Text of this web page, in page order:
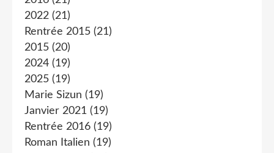
2022 (21)
Rentrée 2015 (21)
2015 (20)
2024 (19)
2025 (19)
Marie Sizun (19)
Janvier 2021 (19)
Rentrée 2016 (19)
Roman Italien (19)